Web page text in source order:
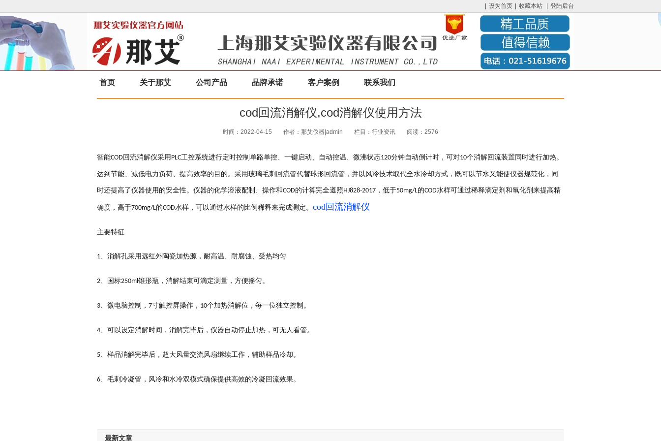
设为首页 收藏本站 登陆后台
首页 关于那艾 公司产品 品牌承诺 客户案例 联系我们
cod回流消解仪,cod消解仪使用方法
时间：2022-04-15 作者：那艾仪器|admin 栏目： 行业资讯 阅读：2576
智能COD回流消解仪采用 PLC工控系统进行定时控制单路单控、一键启动、自动控温、微沸状态120分钟自动倒计时，可对10个消解回流装置同时进行加热。
达到节能、减低电力负荷、提高效率的目的。采用玻璃毛刺回流管代替球形回流管，并以风冷技术取代全水冷却方式，既可以节水又能使仪器规范化，同
时还提高了仪器使用的安全性。仪器的化学溶液配制、操作和COD的计算完全遵照HJ828-2017 ，低于50mg/L的COD水样可通过稀释滴定剂和氧化剂来提高精
确度，高于700mg/L的COD水样，可以通过水样的比例稀释来完成测定。 cod回流消解仪
主要特征
1、消解孔采用远红外陶瓷加热源，耐高温、耐腐蚀、受热均匀
2、国标250ml锥形瓶，消解结束可滴定测量，方便摇匀。
3、微电脑控制， 7寸触控屏操作， 10个加热消解位，每一位独立控制。
4、可以设定消解时间，消解完毕后，仪器自动停止加热，可无人看管。
5、样品消解完毕后，超大风量交流风扇继续工作，辅助样品冷却。
6、毛刺冷凝管，风冷和水冷双模式确保提供高效的冷凝回流效果。
最新文章